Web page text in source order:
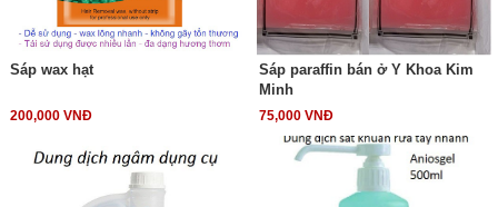
Sáp wax hạt
200,000 VNĐ
Sáp paraffin bán ở Y Khoa Kim
Minh
75,000 VNĐ